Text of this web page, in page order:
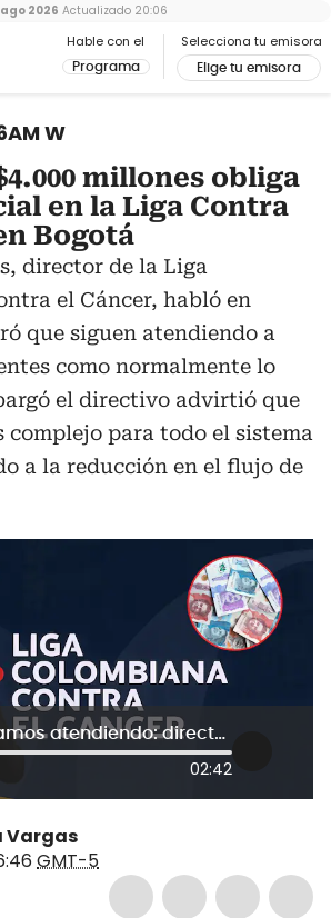
Hable con el
Programa
Selecciona tu emisora
Elige tu emisora
ago 2026 Actualizado 20:06
W
millones obliga
en la Liga Contra
Bogotá
director de la Liga
el Cáncer, habló en
que siguen atendiendo a
como normalmente lo
el directivo advirtió que
complejo para todo el sistema
a la reducción en el flujo de
Continuamos atendiendo: director de la Liga Colombiana Contra el Cáncer da parte de tranquilidad
02:42
Vargas
GMT-5